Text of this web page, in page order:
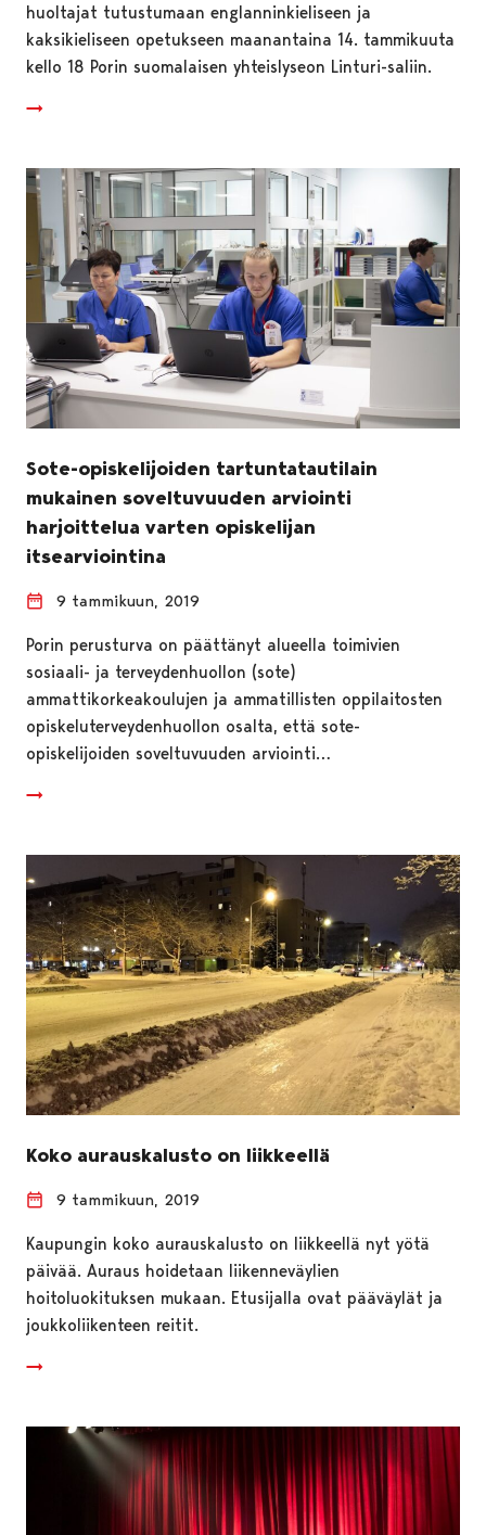
huoltajat tutustumaan englanninkieliseen ja
kaksikieliseen opetukseen maanantaina 14. tammikuuta
kello 18 Porin suomalaisen yhteislyseon Linturi-saliin.
Sote-opiskelijoiden tartuntatautilain
mukainen soveltuvuuden arviointi
harjoittelua varten opiskelijan
itsearviointina
9 tammikuun, 2019
Porin perusturva on päättänyt alueella toimivien
sosiaali- ja terveydenhuollon (sote)
ammattikorkeakoulujen ja ammatillisten oppilaitosten
opiskeluterveydenhuollon osalta, että sote-
opiskelijoiden soveltuvuuden arviointi…
Koko aurauskalusto on liikkeellä
9 tammikuun, 2019
Kaupungin koko aurauskalusto on liikkeellä nyt yötä
päivää. Auraus hoidetaan liikenneväylien
hoitoluokituksen mukaan. Etusijalla ovat pääväylät ja
joukkoliikenteen reitit.